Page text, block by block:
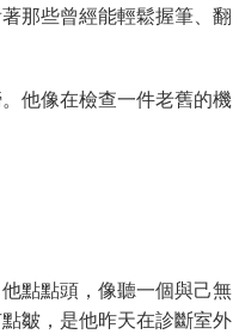
那些曾經能輕鬆握筆、翻
他像在檢查一件老舊的機
點點頭，像聽一個與己無
皺，是他昨天在診斷室外